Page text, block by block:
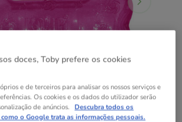
doces, Toby prefere os cookies
e de terceiros para analisar os nossos serviços e
Os cookies e os dados do utilizador serão
de anúncios. Descubra todos os
o Google trata as informações pessoais.